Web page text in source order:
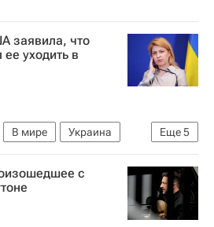
заявила, что
уходить в
Еще5
В мире
Украина
Зеленский
Национальное антикоррупционное бюро Украины (НАБУ)
с